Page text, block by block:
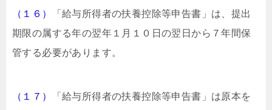
（１６）
「給与所得者の扶養控除等申告書」は、提出
期限の属する年の翌年１月１０日の翌日から７年間保
管する必要があります。
（１７）
「給与所得者の扶養控除等申告書」は原本を